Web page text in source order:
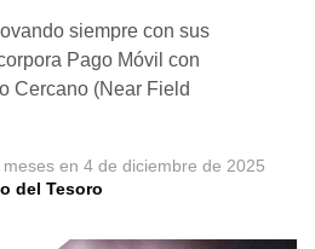
siempre con sus
Pago Móvil con
Cercano (Near Field
meses en 4 de diciembre de 2025
del Tesoro